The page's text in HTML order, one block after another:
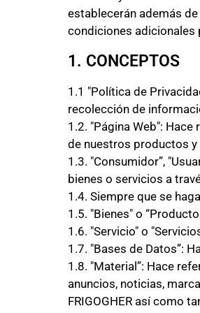
establecerán además
condiciones adicionales
1. CONCEPTOS
1.1 "Política de
recolección de
1.2. "Página Web": Hace
de nuestros productos y
1.3. "Consumidor”,
bienes o servicios a
1.4. Siempre que se
1.5. "Bienes" o
1.6. "Servicio" o
1.7. "Bases de Datos”:
1.8. "Material”: Hace
anuncios, noticias,
FRIGOGHER así como